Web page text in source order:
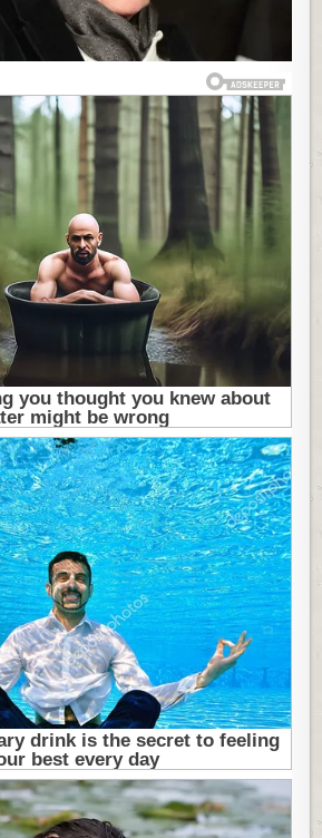
SVET
JE
SKOČIO
NA
NOGE